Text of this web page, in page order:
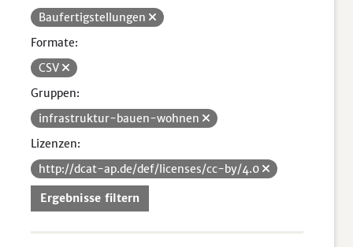
Baufertigstellungen
Formate:
CSV
Gruppen:
infrastruktur-bauen-wohnen
Lizenzen:
http://dcat-ap.de/def/licenses/cc-by/4.0
Ergebnisse filtern